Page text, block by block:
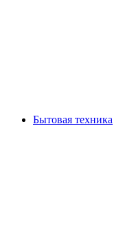
Бытовая техника